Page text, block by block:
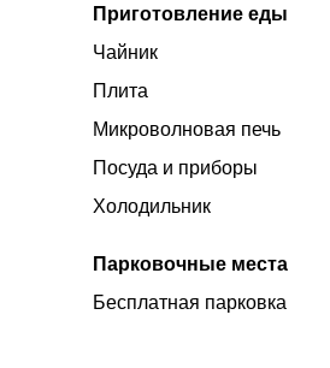
Приготовление еды
Чайник
Плита
Микроволновая печь
Посуда и приборы
Холодильник
Парковочные места
Бесплатная парковка